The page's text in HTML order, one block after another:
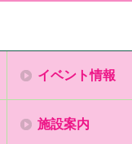
イベント情報
施設案内